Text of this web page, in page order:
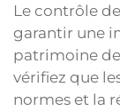
Le contrôle
garantir une
patrimoine
vérifiez que
normes et la